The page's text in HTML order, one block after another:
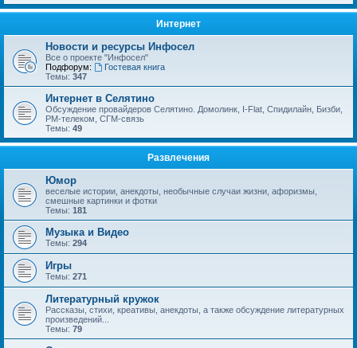
Интернет
Новости и ресурсы Инфосел
Все о проекте "Инфосел"
Подфорум:
Гостевая книга
Темы: 347
Интернет в Селятино
Обсуждение провайдеров Селятино. Домолинк, I-Flat, Спидилайн, Бизби,
РМ-телеком, СГМ-связь
Темы: 49
Развлечения
Юмор
веселые истории, анекдоты, необычные случаи жизни, афоризмы,
смешные картинки и фотки
Темы: 181
Музыка и Видео
Темы: 294
Игры
Темы: 271
Литературный кружок
Рассказы, стихи, креативы, анекдоты, а также обсуждение литературных
произведений...
Темы: 79